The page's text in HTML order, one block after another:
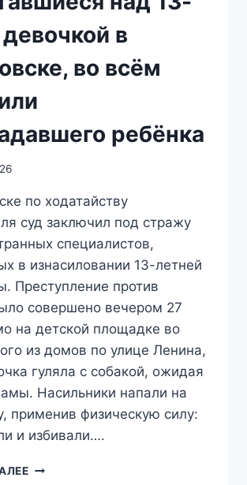
в
во всём
ребёнка
по ходатайству
суд заключил под стражу
специалистов,
в изнасиловании 13-летней
Преступление против
совершено вечером 27
на детской площадке во
из домов по улице Ленина,
гуляла с собакой, ожидая
Насильники напали на
применив физическую силу:
и избивали….
«ОНА